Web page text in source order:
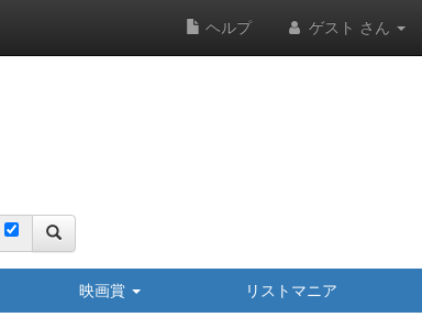
ヘルプ ゲスト さん
映画賞 リストマニア